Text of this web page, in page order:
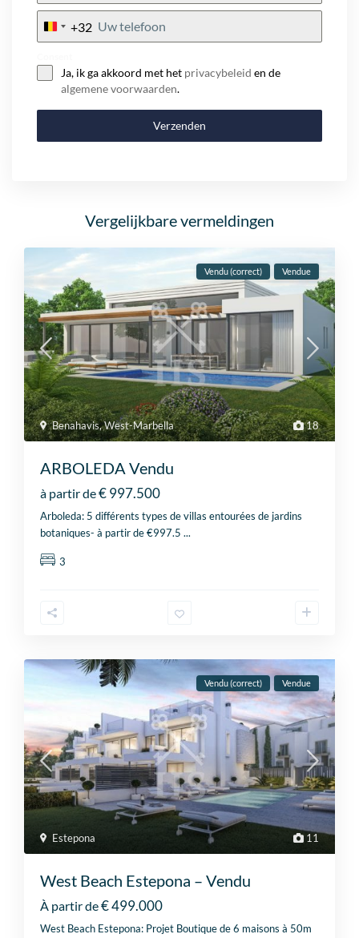
Belgium
+32
Ja, ik ga akkoord met het privacybeleid en de
algemene voorwaarden.
Verzenden
Vergelijkbare vermeldingen
18
Benahavis,West-Marbella
Vendu (correct) Vendue
ARBOLEDA Vendu
à partir de€ 997.500
Arboleda: 5 différents types de villas entourées de jardins
botaniques- à partir de €997.5...
3
11
Estepona
Vendu (correct) Vendue
West Beach Estepona – Vendu
À partir de€ 499.000
West Beach Estepona: Projet Boutique de 6 maisons à 50m